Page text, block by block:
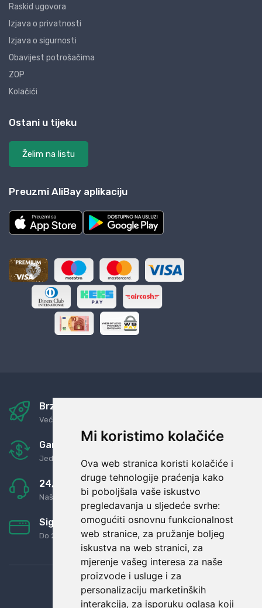
Mi koristimo kolačiće
Ova web stranica koristi kolačiće i
druge tehnologije praćenja kako
bi poboljšala vaše iskustvo
pregledavanja u sljedeće svrhe:
omogućiti osnovnu funkcionalnost
web stranice, za pružanje boljeg
iskustva na web stranici, za
mjerenje vašeg interesa za naše
proizvode i usluge i za
personalizaciju marketinških
interakcija, za isporuku oglasa koji
Raskid ugovora
Izjava o privatnosti
Izjava o sigurnosti
Obavijest potrošačima
ZOP
Kolačići
Ostani u tijeku
Želim na listu
Preuzmi AliBay aplikaciju
Brza i sigurna dostava
Već za nekoliko dana kod vas
Garancija u povrat novaca
Jednostavno pravilo: Roba za novac
24/7 odlična podrška
Naši agenti uvijek na raspolaganju
Sigurno obročno plaćanje
Do 24 rata bez kamata